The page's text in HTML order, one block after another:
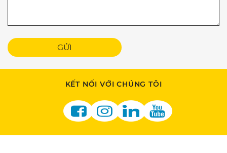
GỬI
KẾT NỐI VỚI CHÚNG TÔI